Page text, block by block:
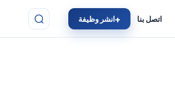
اتصل بنا انشر وظيفة